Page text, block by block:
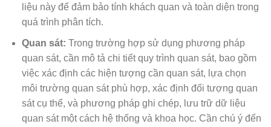
liệu này để đảm bảo tính khách quan và toàn diện trong
quá trình phân tích.
Quan sát: Trong trường hợp sử dụng phương pháp
quan sát, cần mô tả chi tiết quy trình quan sát, bao gồm
việc xác định các hiện tượng cần quan sát, lựa chọn
môi trường quan sát phù hợp, xác định đối tượng quan
sát cụ thể, và phương pháp ghi chép, lưu trữ dữ liệu
quan sát một cách hệ thống và khoa học. Cần chú ý đến